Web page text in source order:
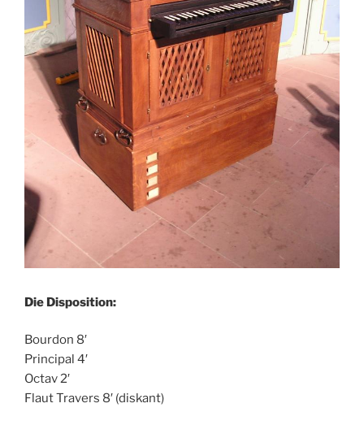
Die Disposition:
Bourdon 8′
Principal 4′
Octav 2′
Flaut Travers 8′ (diskant)